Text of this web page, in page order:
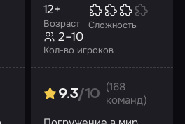
Возраст
12+
Сложность
Кол-во игроков
2–10
9.3/10
(168
команд)